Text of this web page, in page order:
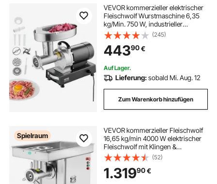
VEVOR kommerzieller elektrischer
Fleischwolf Wurstmaschine 6,35
kg/Min. 750 W, industrieller
Fleischwolf mit Klinge & Mahlplatte,
multifunktionaler Fleischwolf aus
Edelstahl für Küche & Restaurant
(245)
44390€
Auf Lager.
Lieferung:sobald Mi. Aug. 12
Zum Warenkorb hinzufügen
Spielraum
VEVOR kommerzieller Fleischwolf
16,65 kg/min 4000 W elektrischer
Fleischwolf mit Klingen &
Mahlplatten, elektrische
Wurstmaschine, gewerblicher
Fleischwolf Edelstahl für Küche
Restaurant Metzgerei
(52)
1.31990€